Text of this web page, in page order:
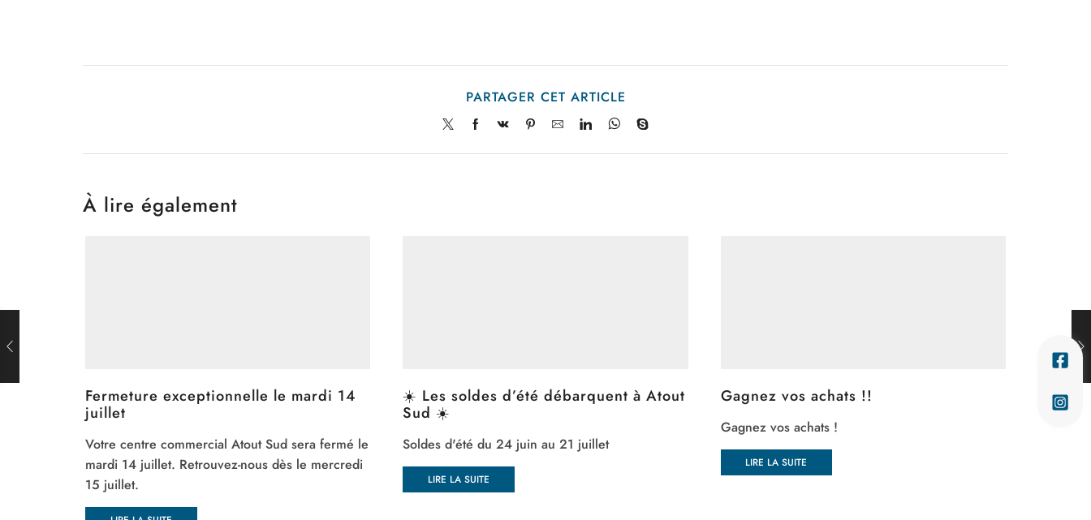
PARTAGER CET ARTICLE
À lire également
Fermeture exceptionnelle le mardi 14
juillet
Votre centre commercial Atout Sud sera fermé le
mardi 14 juillet. Retrouvez-nous dès le mercredi
15 juillet.
☀️ Les soldes d’été débarquent à Atout
Sud ☀️
Soldes d'été du 24 juin au 21 juillet
LIRE LA SUITE
Gagnez vos achats !!
Gagnez vos achats !
LIRE LA SUITE
💙
Jeu-